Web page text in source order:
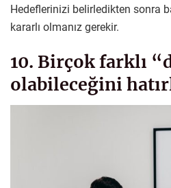
Hedeflerinizi belirledikten sonra
kararlı olmanız gerekir.
10. Birçok farklı
olabileceğini